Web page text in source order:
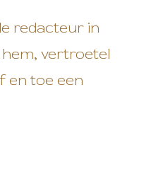
redacteur in
vertroetel
en toe een